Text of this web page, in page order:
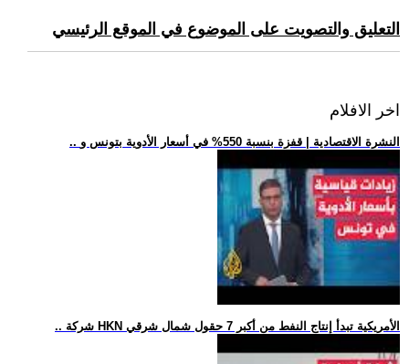
التعليق والتصويت على الموضوع في الموقع الرئيسي
اخر الافلام
.. النشرة الاقتصادية | قفزة بنسبة 550% في أسعار الأدوية بتونس و
.. شركة HKN الأمريكية تبدأ إنتاج النفط من أكبر 7 حقول شمال شرقي